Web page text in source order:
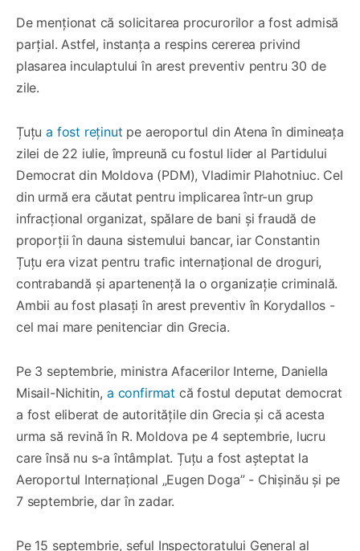
De menționat că solicitarea procurorilor a fost admisă
parțial. Astfel, instanța a respins cererea privind
plasarea inculaptului în arest preventiv pentru 30 de
zile.
Țuțua fost reținut pe aeroportul din Atena în dimineața
zilei de 22 iulie, împreună cu fostul lider al Partidului
Democrat din Moldova (PDM), Vladimir Plahotniuc. Cel
din urmă era căutat pentru implicarea într-un grup
infracțional organizat, spălare de bani și fraudă de
proporții în dauna sistemului bancar, iar Constantin
Țuțu era vizat pentru trafic internațional de droguri,
contrabandă și apartenență la o organizație criminală.
Ambii au fost plasați în arest preventiv în Korydallos -
cel mai mare penitenciar din Grecia.
Pe 3 septembrie, ministra Afacerilor Interne, Daniella
Misail-Nichitin, a confirmat că fostul deputat democrat
a fost eliberat de autoritățile din Grecia și că acesta
urma să revină în R. Moldova pe 4 septembrie, lucru
care însă nu s-a întâmplat. Țuțu a fost așteptat la
Aeroportul Internațional „Eugen Doga” - Chișinău și pe
7 septembrie, dar în zadar.
Pe 15 septembrie, șeful Inspectoratului General al